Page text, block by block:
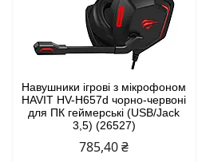
Навушники ігрові з мікрофоном
HAVIT HV-H657d чорно-червоні
для ПК геймерські (USB/Jack
3,5) (26527)
785,40 ₴